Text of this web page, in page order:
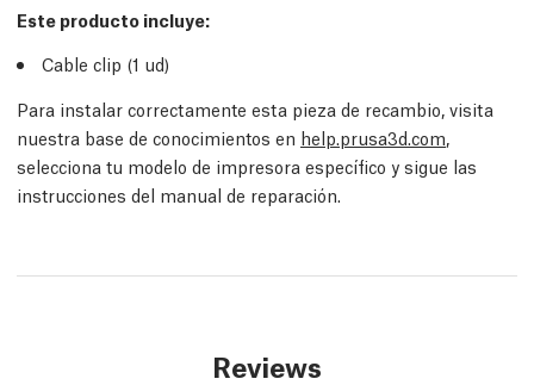
Este producto incluye:
Cable clip (1 ud)
Para instalar correctamente esta pieza de recambio, visita
nuestra base de conocimientos en help.prusa3d.com,
selecciona tu modelo de impresora específico y sigue las
instrucciones del manual de reparación.
Reviews